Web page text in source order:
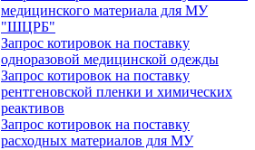
медицинского материала для МУ
"ШЦРБ"
Запрос котировок на поставку
одноразовой медицинской одежды
Запрос котировок на поставку
рентгеновской пленки и химических
реактивов
Запрос котировок на поставку
расходных материалов для МУ